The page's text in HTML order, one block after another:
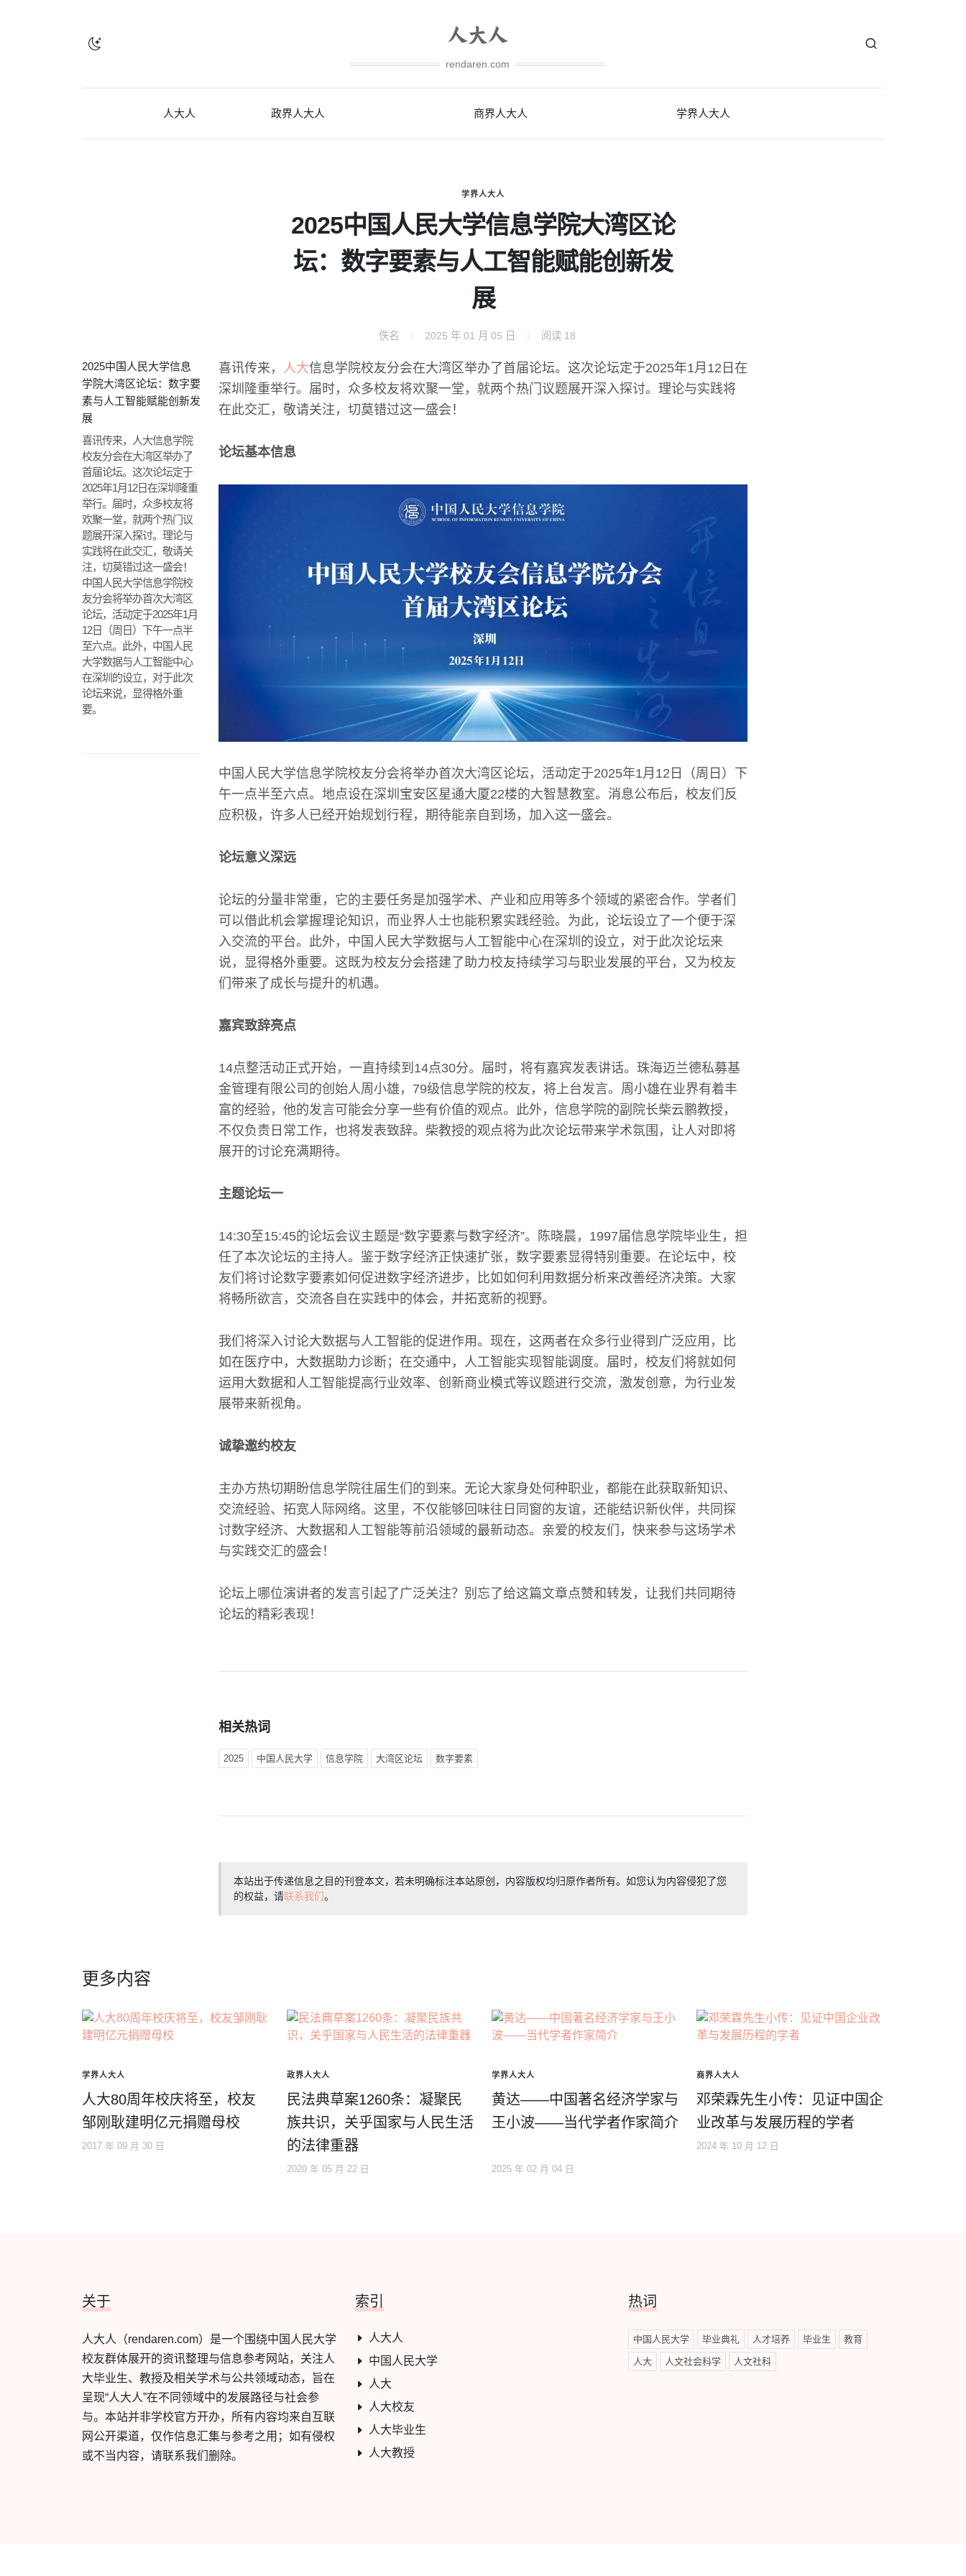
rendaren.com
人大人 政界人大人 商界人大人 学界人大人
学界人大人
2025中国人民大学信息学院大湾区论
坛：数字要素与人工智能赋能创新发
展
佚名 2025 年 01 月 05 日 阅读 18
2025中国人民大学信息
学院大湾区论坛：数字要
素与人工智能赋能创新发
展
喜讯传来，人大信息学院
校友分会在大湾区举办了
首届论坛。这次论坛定于
2025年1月12日在深圳隆重
举行。届时，众多校友将
欢聚一堂，就两个热门议
题展开深入探讨。理论与
实践将在此交汇，敬请关
注，切莫错过这一盛会！
中国人民大学信息学院校
友分会将举办首次大湾区
论坛，活动定于2025年1月
12日（周日）下午一点半
至六点。此外，中国人民
大学数据与人工智能中心
在深圳的设立，对于此次
论坛来说，显得格外重
要。
喜讯传来， 人大信息学院校友分会在大湾区举办了首届论坛。这次论坛定于2025年1月12日在
深圳隆重举行。届时，众多校友将欢聚一堂，就两个热门议题展开深入探讨。理论与实践将
在此交汇，敬请关注，切莫错过这一盛会！
论坛基本信息
中国人民大学信息学院校友分会将举办首次大湾区论坛，活动定于2025年1月12日（周日）下
午一点半至六点。地点设在深圳宝安区星通大厦22楼的大智慧教室。消息公布后，校友们反
应积极，许多人已经开始规划行程，期待能亲自到场，加入这一盛会。
论坛意义深远
论坛的分量非常重，它的主要任务是加强学术、产业和应用等多个领域的紧密合作。学者们
可以借此机会掌握理论知识，而业界人士也能积累实践经验。为此，论坛设立了一个便于深
入交流的平台。此外，中国人民大学数据与人工智能中心在深圳的设立，对于此次论坛来
说，显得格外重要。这既为校友分会搭建了助力校友持续学习与职业发展的平台，又为校友
们带来了成长与提升的机遇。
嘉宾致辞亮点
14点整活动正式开始，一直持续到14点30分。届时，将有嘉宾发表讲话。珠海迈兰德私募基
金管理有限公司的创始人周小雄，79级信息学院的校友，将上台发言。周小雄在业界有着丰
富的经验，他的发言可能会分享一些有价值的观点。此外，信息学院的副院长柴云鹏教授，
不仅负责日常工作，也将发表致辞。柴教授的观点将为此次论坛带来学术氛围，让人对即将
展开的讨论充满期待。
主题论坛一
14:30至15:45的论坛会议主题是“数字要素与数字经济”。陈晓晨，1997届信息学院毕业生，担
任了本次论坛的主持人。鉴于数字经济正快速扩张，数字要素显得特别重要。在论坛中，校
友们将讨论数字要素如何促进数字经济进步，比如如何利用数据分析来改善经济决策。大家
将畅所欲言，交流各自在实践中的体会，并拓宽新的视野。
我们将深入讨论大数据与人工智能的促进作用。现在，这两者在众多行业得到广泛应用，比
如在医疗中，大数据助力诊断；在交通中，人工智能实现智能调度。届时，校友们将就如何
运用大数据和人工智能提高行业效率、创新商业模式等议题进行交流，激发创意，为行业发
展带来新视角。
诚挚邀约校友
主办方热切期盼信息学院往届生们的到来。无论大家身处何种职业，都能在此获取新知识、
交流经验、拓宽人际网络。这里，不仅能够回味往日同窗的友谊，还能结识新伙伴，共同探
讨数字经济、大数据和人工智能等前沿领域的最新动态。亲爱的校友们，快来参与这场学术
与实践交汇的盛会！
论坛上哪位演讲者的发言引起了广泛关注？别忘了给这篇文章点赞和转发，让我们共同期待
论坛的精彩表现！
相关热词
2025 中国人民大学 信息学院 大湾区论坛 数字要素
本站出于传递信息之目的刊登本文，若未明确标注本站原创，内容版权均归原作者所有。如您认为内容侵犯了您
的权益，请联系我们。
更多内容
学界人大人
人大80周年校庆将至，校友
邹刚耿建明亿元捐赠母校
2017 年 09 月 30 日
政界人大人
民法典草案1260条：凝聚民
族共识，关乎国家与人民生活
的法律重器
2020 年 05 月 22 日
学界人大人
黄达——中国著名经济学家与
王小波——当代学者作家简介
2025 年 02 月 04 日
商界人大人
邓荣霖先生小传：见证中国企
业改革与发展历程的学者
2024 年 10 月 12 日
关于
人大人（rendaren.com）是一个围绕中国人民大学
校友群体展开的资讯整理与信息参考网站，关注人
大毕业生、教授及相关学术与公共领域动态，旨在
呈现“人大人”在不同领域中的发展路径与社会参
与。本站并非学校官方开办，所有内容均来自互联
网公开渠道，仅作信息汇集与参考之用；如有侵权
或不当内容，请联系我们删除。
索引
人大人
中国人民大学
人大
人大校友
人大毕业生
人大教授
热词
中国人民大学 毕业典礼 人才培养 毕业生 教育
人大 人文社会科学 人文社科